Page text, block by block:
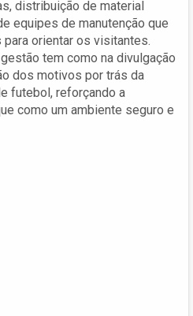
distribuição de material
equipes de manutenção que
orientar os visitantes.
tem como na divulgação
dos motivos por trás da
futebol, reforçando a
como um ambiente seguro e